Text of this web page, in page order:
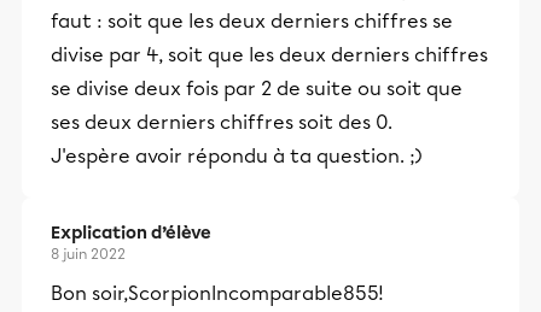
faut : soit que les deux derniers chiffres se
divise par 4, soit que les deux derniers chiffres
se divise deux fois par 2 de suite ou soit que
ses deux derniers chiffres soit des 0.
J'espère avoir répondu à ta question. ;)
Explication d’élève
8 juin 2022
Bon soir,ScorpionIncomparable855!